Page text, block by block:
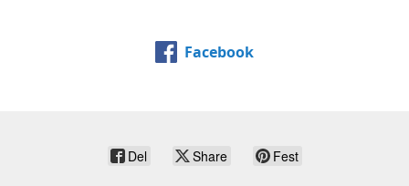
Facebook
Del Share Fest